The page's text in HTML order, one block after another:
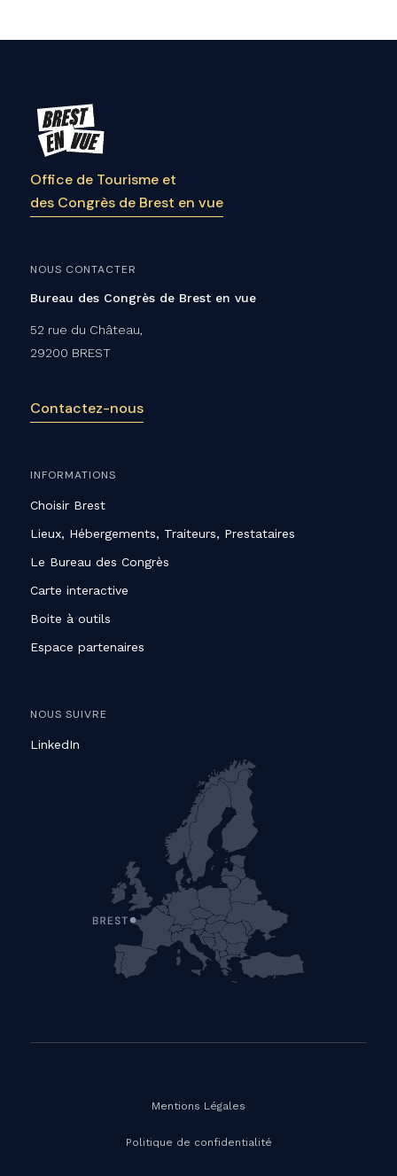
Office de Tourisme et
des Congrès de Brest en vue
NOUS CONTACTER
Bureau des Congrès de Brest en vue
52 rue du Château,
29200 BREST
Contactez-nous
INFORMATIONS
Choisir Brest
Lieux, Hébergements, Traiteurs, Prestataires
Le Bureau des Congrès
Carte interactive
Boite à outils
Espace partenaires
NOUS SUIVRE
LinkedIn
Mentions Légales
Politique de confidentialité